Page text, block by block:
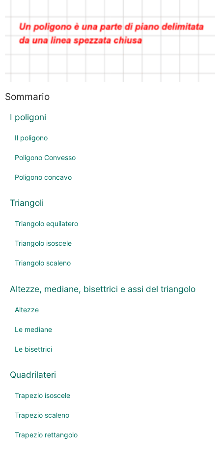
Sommario
I poligoni
Il poligono
Poligono Convesso
Poligono concavo
Triangoli
Triangolo equilatero
Triangolo isoscele
Triangolo scaleno
Altezze, mediane, bisettrici e assi del triangolo
Altezze
Le mediane
Le bisettrici
Quadrilateri
Trapezio isoscele
Trapezio scaleno
Trapezio rettangolo